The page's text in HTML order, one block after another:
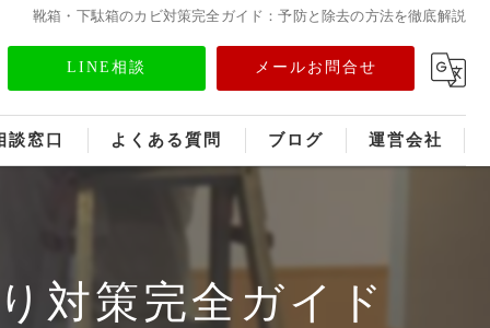
靴箱・下駄箱のカビ対策完全ガイド：予防と除去の方法を徹底解説
LINE相談 メールお問合せ
談窓口 よくある質問 ブログ 運営会社
メディア情報
対策完全ガイド